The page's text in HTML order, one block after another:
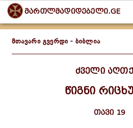
მართლმადიდებელი.GE
მთავარი გვერდი - ბიბლია
ძველი
წიგნი
თავი 19